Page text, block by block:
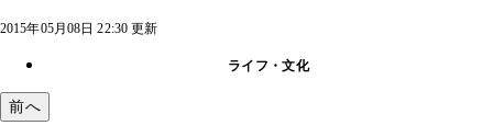
2015年05月08日 22:30 更新
ライフ・文化
前へ